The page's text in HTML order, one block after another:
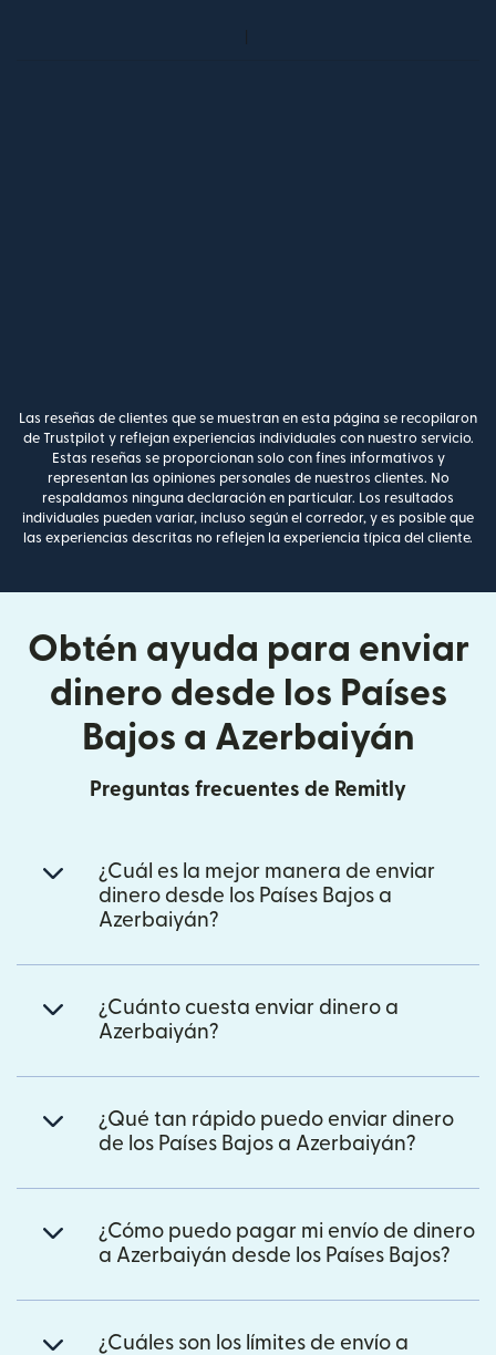
Las reseñas de clientes que se muestran en esta página se recopilaron
de Trustpilot y reflejan experiencias individuales con nuestro servicio.
Estas reseñas se proporcionan solo con fines informativos y
representan las opiniones personales de nuestros clientes. No
respaldamos ninguna declaración en particular. Los resultados
individuales pueden variar, incluso según el corredor, y es posible que
las experiencias descritas no reflejen la experiencia típica del cliente.
Obtén ayuda para enviar
dinero desde los Países
Bajos a Azerbaiyán
Preguntas frecuentes de Remitly
¿Cuál es la mejor manera de enviar
dinero desde los Países Bajos a
Azerbaiyán?
¿Cuánto cuesta enviar dinero a
Azerbaiyán?
¿Qué tan rápido puedo enviar dinero
de los Países Bajos a Azerbaiyán?
¿Cómo puedo pagar mi envío de dinero
a Azerbaiyán desde los Países Bajos?
¿Cuáles son los límites de envío a